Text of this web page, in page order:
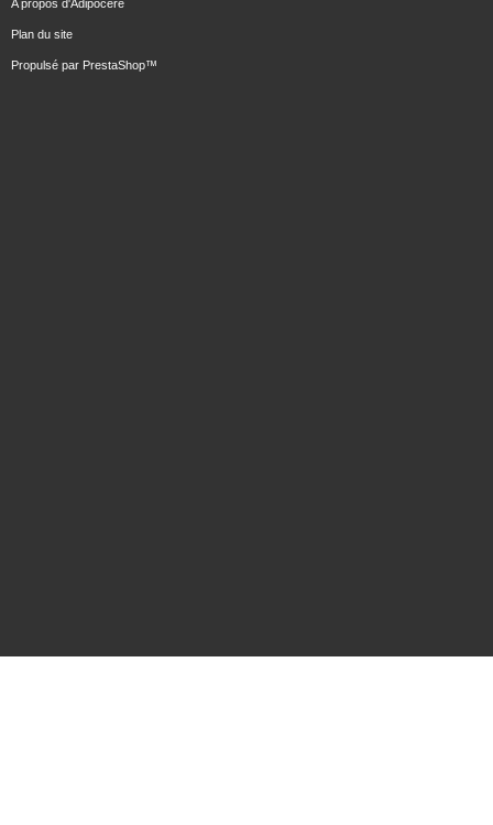
A propos d'Adipocere
Plan du site
Propulsé par PrestaShop™